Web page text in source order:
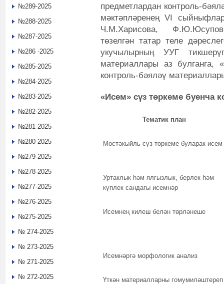
предметлардан контроль-
мәктәпләренең VI
Ч.М.Харисова,
төзелгән татар теле
укучылырның УУГ
материаллары аз булганга,
контроль-бәяләү
«Исем» сүз төркеме буенча
Тематик план
Мөстәкыйль сүз төркеме буларак исем
Уртаклык һәм ялгызлык, берлек һәм
күплек сандагы исемнәр
Исемнең килеш белән төрләнеше
Исемнәргә морфологик анализ
Үткән материалларны гомумиләштереп
№289-2025
№288-2025
№287-2025
№286 -2025
№285-2025
№284-2025
№283-2025
№282-2025
№281-2025
№280-2025
№279-2025
№278-2025
№277-2025
№276-2025
№275-2025
№ 274-2025
№ 273-2025
№ 271-2025
№ 272-2025